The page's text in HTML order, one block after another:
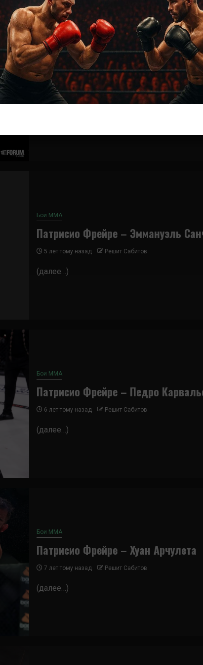
Новости ММА Трансляции Bellator
Bellator 263 прямая трансляция
5 лет тому назад Решит Сабитов
Где и когда смотреть трансляцию Bellator 263
Бои ММА
Патрисио Фрейре – Эммануэль
5 лет тому назад Решит Сабитов
(далее…)
Бои ММА
Патрисио Фрейре – Педро
6 лет тому назад Решит Сабитов
(далее…)
Бои ММА
Патрисио Фрейре – Хуан Арчулета
7 лет тому назад Решит Сабитов
(далее…)